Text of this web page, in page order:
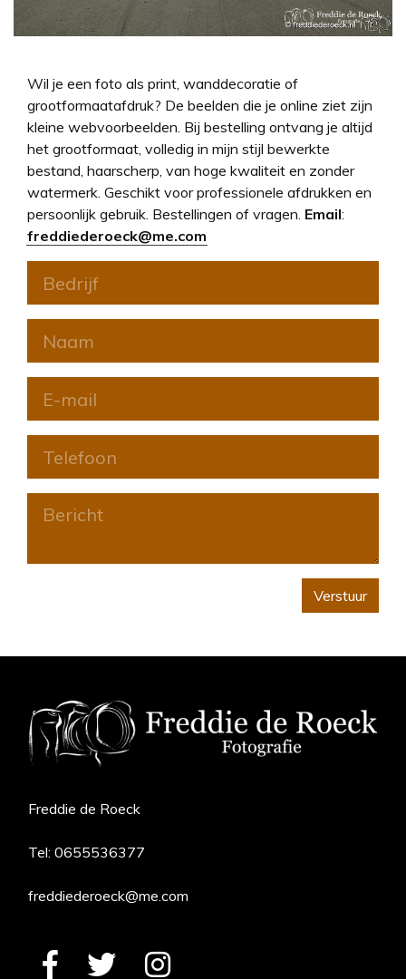
Wil je een foto als print, wanddecoratie of
grootformaatafdruk? De beelden die je online ziet zijn
kleine webvoorbeelden. Bij bestelling ontvang je altijd
het grootformaat, volledig in mijn stijl bewerkte
bestand, haarscherp, van hoge kwaliteit en zonder
watermerk. Geschikt voor professionele afdrukken en
persoonlijk gebruik. Bestellingen of vragen. Email:
freddiederoeck@me.com
Verstuur
Freddie de Roeck
Tel: 0655536377
freddiederoeck@me.com